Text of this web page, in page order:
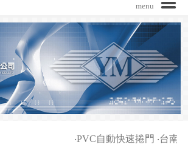
menu
公司介紹
商品介紹
實績介紹
實績介紹-PVC自動捲門
詢價表單
PVC自動快速捲門‧ 台南